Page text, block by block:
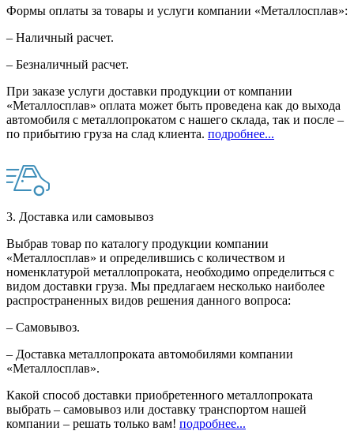
Формы оплаты за товары и услуги компании «Металлосплав»:
– Наличный расчет.
– Безналичный расчет.
При заказе услуги доставки продукции от компании
«Металлосплав» оплата может быть проведена как до выхода
автомобиля с металлопрокатом с нашего склада, так и после –
по прибытию груза на слад клиента. подробнее...
3. Доставка или самовывоз
Выбрав товар по каталогу продукции компании
«Металлосплав» и определившись с количеством и
номенклатурой металлопроката, необходимо определиться с
видом доставки груза. Мы предлагаем несколько наиболее
распространенных видов решения данного вопроса:
– Самовывоз.
– Доставка металлопроката автомобилями компании
«Металлосплав».
Какой способ доставки приобретенного металлопроката
выбрать – самовывоз или доставку транспортом нашей
компании – решать только вам! подробнее...